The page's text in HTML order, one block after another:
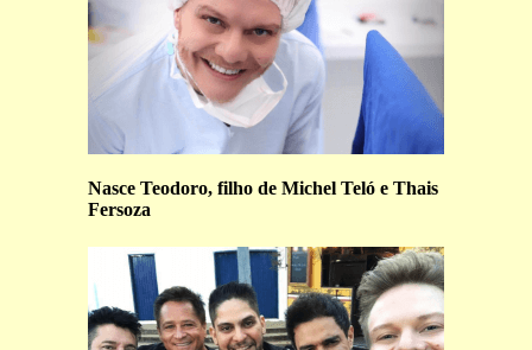
Nasce Teodoro, filho de Michel Teló e Thais
Fersoza